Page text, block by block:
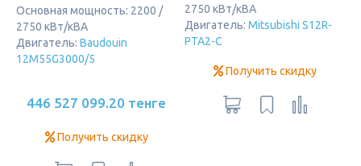
Основная мощность: 2200 /
2750 кВт/кВА
Двигатель: Baudouin
12M55G3000/5
446 527 099.20 тенге
Получить скидку
2750 кВт/кВА
Двигатель: Mitsubishi S12R-
PTA2-C
Получить скидку